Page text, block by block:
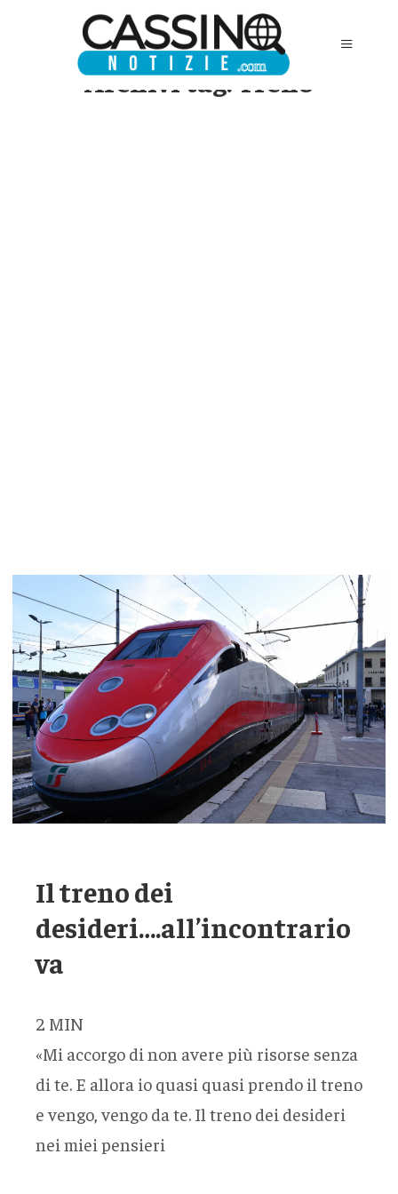
Archivi tag:Treno
Il treno dei
desideri….all’incontrario
va
2 MIN
«Mi accorgo di non avere più risorse senza
di te. E allora io quasi quasi prendo il treno
e vengo, vengo da te. Il treno dei desideri
nei miei pensieri